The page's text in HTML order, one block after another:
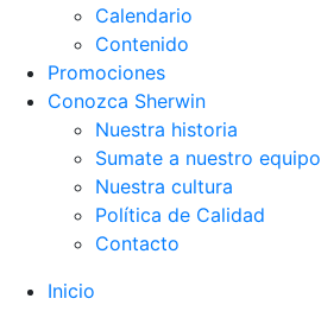
Calendario
Contenido
Promociones
Conozca Sherwin
Nuestra historia
Sumate a nuestro equipo
Nuestra cultura
Política de Calidad
Contacto
Inicio